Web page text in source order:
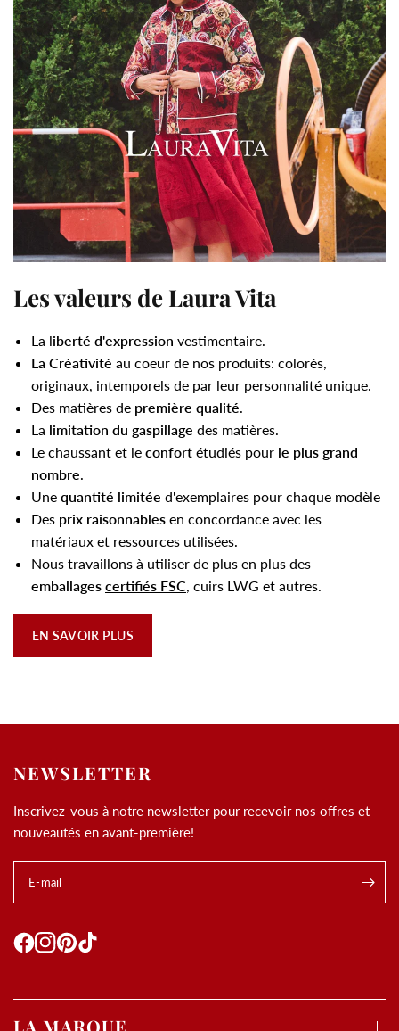
Les valeurs de Laura Vita
La liberté d'expression vestimentaire.
La Créativité au coeur de nos produits: colorés,
originaux, intemporels de par leur personnalité unique.
Des matières de première qualité.
La limitation du gaspillage des matières.
Le chaussant et le confort étudiés pour le plus grand
nombre.
Une quantité limitée d'exemplaires pour chaque modèle
Des prix raisonnables en concordance avec les
matériaux et ressources utilisées.
Nous travaillons à utiliser de plus en plus des
emballages certifiés FSC, cuirs LWG et autres.
EN SAVOIR PLUS
NEWSLETTER
Inscrivez-vous à notre newsletter pour recevoir nos offres et
nouveautés en avant-première!
E-mail
LA MARQUE